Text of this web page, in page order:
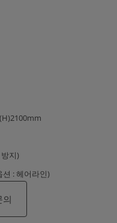
지)
션 : 헤어라인)
의